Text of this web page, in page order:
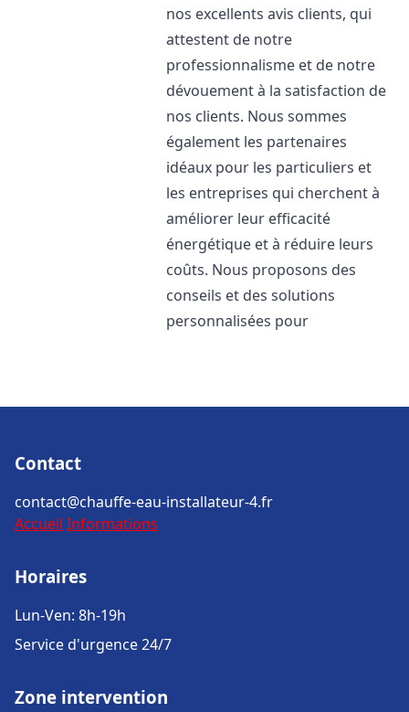
nos excellents avis clients, qui
attestent de notre
professionnalisme et de notre
dévouement à la satisfaction de
nos clients. Nous sommes
également les partenaires
idéaux pour les particuliers et
les entreprises qui cherchent à
améliorer leur efficacité
énergétique et à réduire leurs
coûts. Nous proposons des
conseils et des solutions
personnalisées pour
Contact
contact@chauffe-eau-installateur-4.fr
Accueil Informations
Horaires
Lun-Ven: 8h-19h
Service d'urgence 24/7
Zone intervention